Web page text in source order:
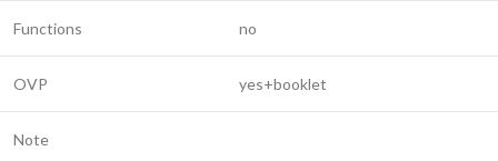
Functions no
OVP yes+booklet
Note